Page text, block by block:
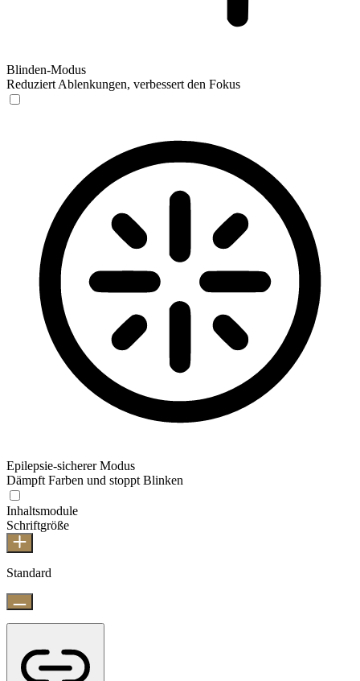
Blinden-Modus
Reduziert Ablenkungen, verbessert den Fokus
Epilepsie-sicherer Modus
Dämpft Farben und stoppt Blinken
Inhaltsmodule
Schriftgröße
Standard